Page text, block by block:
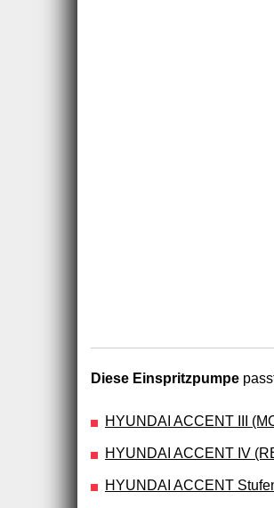
Diese Einspritzpumpe
HYUNDAI ACCENT III
HYUNDAI ACCENT IV
HYUNDAI ACCENT